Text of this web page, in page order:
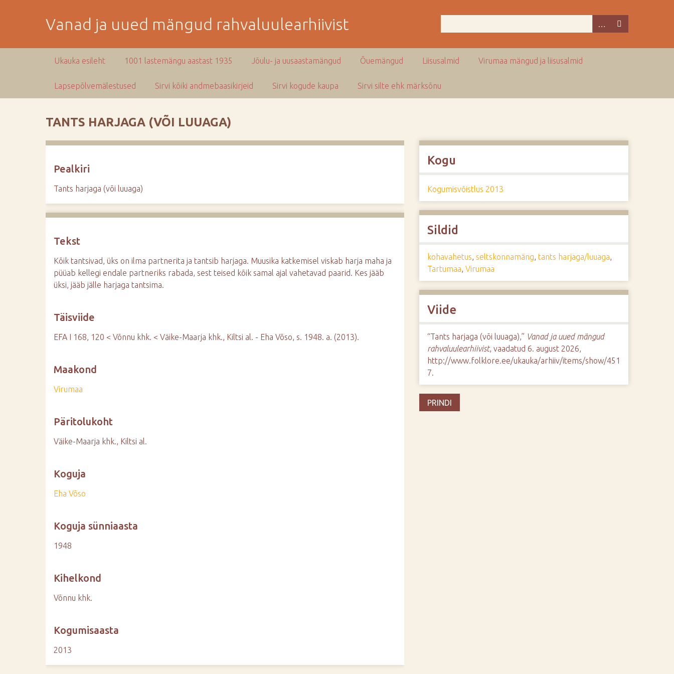
Vanad ja uued mängud rahvaluulearhiivist
Ukauka esileht 1001 lastemängu aastast 1935 Jõulu- ja uusaastamängud Õuemängud Liisusalmid Virumaa mängud ja liisusalmid
Lapsepõlvemälestused Sirvi kõiki andmebaasikirjeid Sirvi kogude kaupa Sirvi silte ehk märksõnu
TANTS HARJAGA (VÕI LUUAGA)
Pealkiri
Tants harjaga (või luuaga)
Tekst
Kõik tantsivad, üks on ilma partnerita ja tantsib harjaga. Muusika katkemisel viskab harja maha ja
püüab kellegi endale partneriks rabada, sest teised kõik samal ajal vahetavad paarid. Kes jääb
üksi, jääb jälle harjaga tantsima.
Täisviide
EFA I 168, 120 < Võnnu khk. < Väike-Maarja khk., Kiltsi al. - Eha Võso, s. 1948. a. (2013).
Maakond
Virumaa
Päritolukoht
Väike-Maarja khk., Kiltsi al.
Koguja
Eha Võso
Koguja sünniaasta
1948
Kihelkond
Võnnu khk.
Kogumisaasta
2013
Kogu
Kogumisvõistlus 2013
Sildid
kohavahetus, seltskonnamäng, tants harjaga/luuaga,
Tartumaa, Virumaa
Viide
“Tants harjaga (või luuaga),” Vanad ja uued mängud
rahvaluulearhiivist, vaadatud 6. august 2026,
http://www.folklore.ee/ukauka/arhiiv/items/show/451
7.
PRINDI